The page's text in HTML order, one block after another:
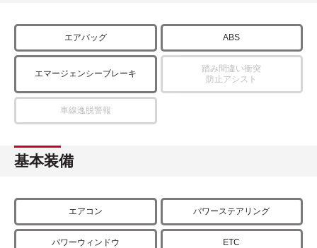
エアバッグ ABS
エマージェンシーブレーキ
踏み間違い衝突
防止アシスト
車線逸脱警報
基本装備
エアコン パワーステアリング
パワーウィンドウ ETC